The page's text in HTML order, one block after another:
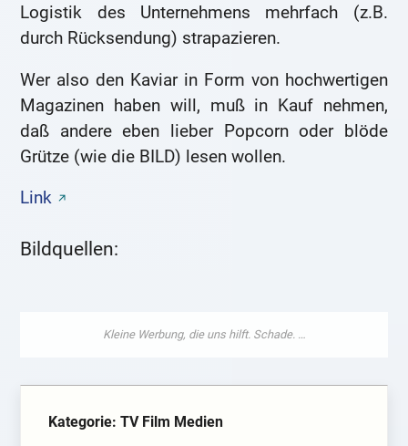
Logistik des Unternehmens mehrfach (z.B.
durch Rücksendung) strapazieren.
Wer also den Kaviar in Form von hochwertigen
Magazinen haben will, muß in Kauf nehmen,
daß andere eben lieber Popcorn oder blöde
Grütze (wie die BILD) lesen wollen.
Link
Bildquellen:
Kategorie: TV Film Medien